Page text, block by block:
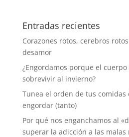
Entradas recientes
Corazones rotos, cerebros
desamor
¿Engordamos porque el
sobrevivir al invierno?
Tunea el orden de tus
engordar (tanto)
Por qué nos enganchamos al
superar la adicción a las malas